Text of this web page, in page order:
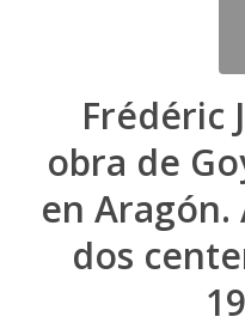
Frédéric
obra de
en
dos